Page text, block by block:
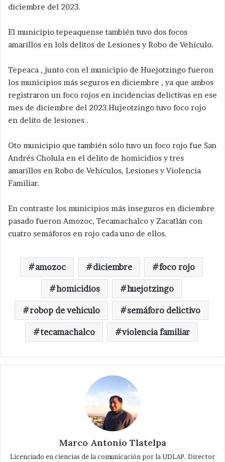
diciembre del 2023.
El municipio tepeaquense también tuvo dos focos
amarillos en lols delitos de Lesiones y Robo de Vehículo.
Tepeaca , junto con el municipio de Huejotzingo fueron
los municipios más seguros en diciembre , ya que ambos
registraron un foco rojos en incidencias delictivas en ese
mes de diciembre del 2023.Hujeotzingo tuvo foco rojo
en delito de lesiones .
Oto municipio que también sólo tuvo un foco rojo fue San
Andrés Cholula en el delito de homicidios y tres
amarillos en Robo de Vehículos, Lesiones y Violencia
Familiar.
En contraste los municipios más inseguros en diciembre
pasado fueron Amozoc, Tecamachalco y Zacatlán con
cuatro semáforos en rojo cada uno de ellos.
amozoc diciembre foco rojo
homicidios huejotzingo
robop de vehiculo semáforo delictivo
tecamachalco violencia familiar
Marco Antonio Tlatelpa
Licenciado en ciencias de la comunicación por la UDLAP. Director